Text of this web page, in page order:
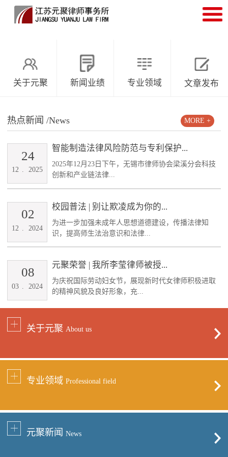
关于元聚 新闻业绩 专业领域 文章发布
热点新闻 /News
智能制造法律风险防范与专利保护...
2025年12月23日下午，无锡市律师协会梁溪分会科技
创新和产业链法律...
12 . 2025
24
校园普法 | 别让欺凌成为你的...
为进一步加强未成年人思想道德建设，传播法律知
识，提高师生法治意识和法律...
12 2024
02
元聚荣誉 | 我所李莹律师被授...
为庆祝国际劳动妇女节，展现新时代女律师积极进取
的精神风貌及良好形象，充...
03 2024
08
MORE +
关于元聚 About us
专业领域 Professional field
元聚新闻 News